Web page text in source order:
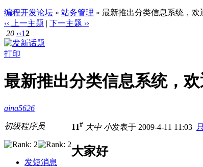
编程开发论坛 » 站务管理 » 最新推出分类信息系统，欢
‹‹ 上一主题 | 下一主题 ››
20 ‹‹12
打印
最新推出分类信息系统，
aina5626
初级程序员
发短消息
11# 大中 小发表于 2009-4-11 11:03
大家好